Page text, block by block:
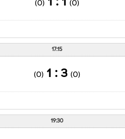
(0)
1 : 1
(0)
17:15
(0)
3 : 1
(0)
19:30